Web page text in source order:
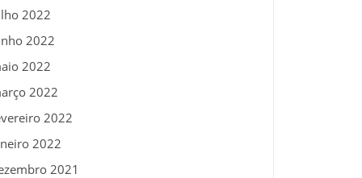
2022
2022
2022
2022
2022
2022
2021